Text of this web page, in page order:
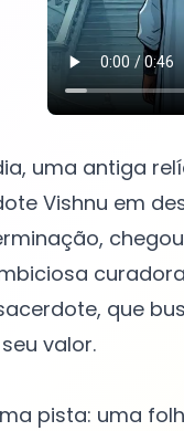
uma antiga
Vishnu em
que
valor.
pista: uma